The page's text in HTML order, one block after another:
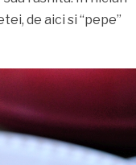
de aici si “pepe”